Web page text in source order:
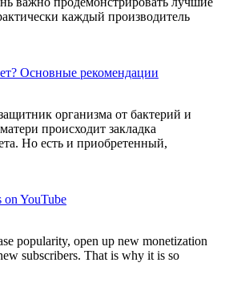
каждый производитель
Основные рекомендации
организма от бактерий и
происходит закладка
Но есть и приобретенный,
on YouTube
popularity, open up new monetization
subscribers. That is why it is so